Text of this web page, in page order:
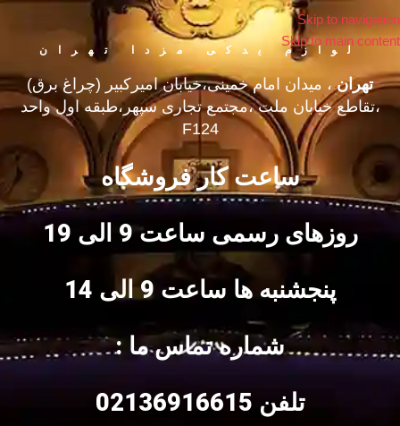
Skip to navigation
Skip to main content
لوازم یدکی مزدا تهران
تهران، میدان امام خمینی،خیابان امیرکبیر (چراغ برق)
،تقاطع خیابان ملت ،مجتمع تجاری سپهر،طبقه اول واحد
F124
ساعت کار فروشگاه
روزهای رسمی ساعت 9 الی 19
پنجشنبه ها ساعت 9 الی 14
شماره تماس ما :
تلفن 02136916615